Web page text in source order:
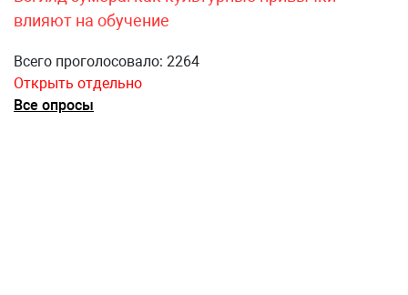
влияют на обучение
Всего проголосовало: 2264
Открыть отдельно
Все опросы